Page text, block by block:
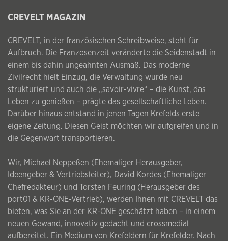
CREVELT MAGAZIN
CREVELT, in der französischen Schreibweise, steht für
Aufbruch. Die Franzosenzeit veränderte die Seidenstadt in
einem bis dahin ungeahnten Ausmaß. Das moderne
Zivilrecht hielt Einzug, die Verwaltung wurde neu
strukturiert und auch die „savoir-vivre“ – die Kunst, das
Leben zu genießen – prägte das gesellschaftliche Leben.
Darüber hinaus entstand in jenen Tagen Krefelds erste
eigene Zeitung. Diesen Geist möchten wir aufgreifen und in
die Gegenwart transportieren.
Wir, Michael Neppeßen (Ehemaliger Herausgeber,
Ideengeber & Vertriebsleiter), David Kordes (Ehemaliger
Chefredakteur) und Torsten Feuring (Herausgeber des
port01 & KR-ONE-Vertrieb), werden Ihnen mit CREVELT das
bieten, was Sie an der KR-ONE geschätzt haben – in einem
neuen Gewand, innovativ gedacht und crossmedial
aufbereitet. Ein Medium von Krefeldern für Krefelder. Nach